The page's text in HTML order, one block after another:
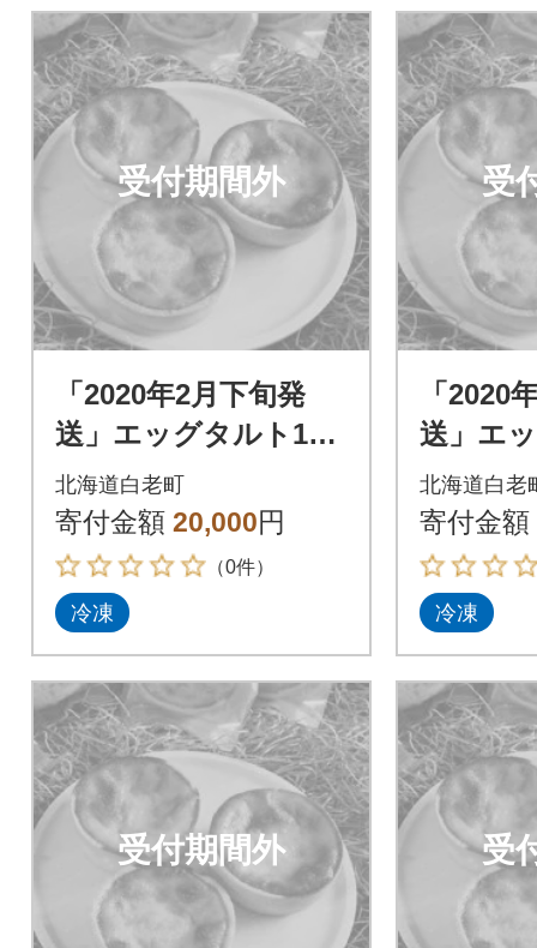
受付期間外
「2020年2月下旬発
送」エッグタルト15
個セット
北海道白老町
寄付金額 20,000円
（0件）
冷凍
受
「2020
送」エ
個セット
北海道白老
寄付金額
冷凍
受付期間外 受